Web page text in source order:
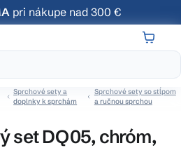
pri nákupe nad 300 €
Sprchové sety a
doplnky k sprchám
Sprchové sety so stĺpom
a ručnou sprchou
set DQ05, chróm,